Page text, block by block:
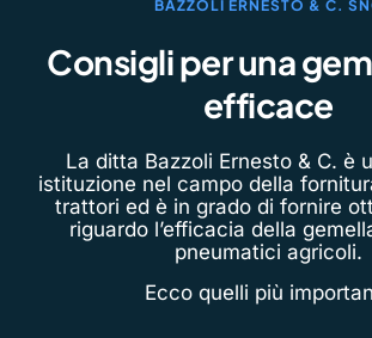
BAZZOLI ERNESTO & C.
Consigli per una
efficace
La ditta Bazzoli Ernesto & C. è
istituzione nel campo della
trattori ed è in grado di fornire
riguardo l’efficacia della
pneumatici agricoli.
Ecco quelli più